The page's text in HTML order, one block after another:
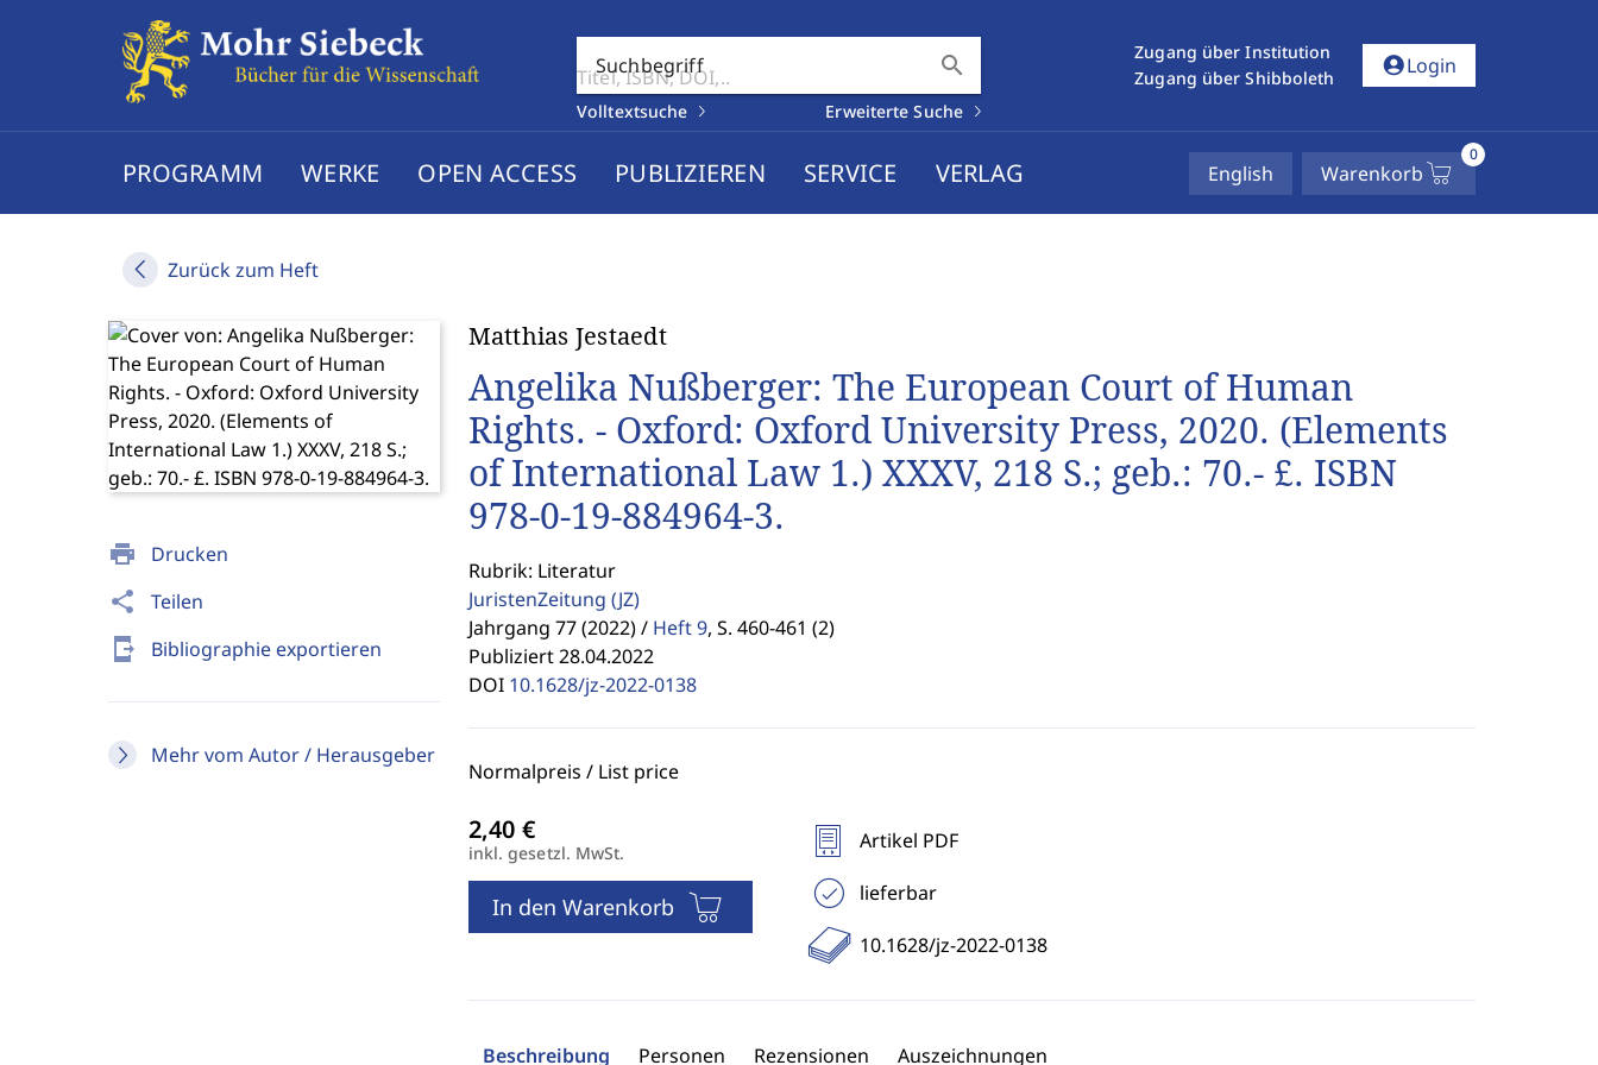
Suchbegriff search
Volltextsuche Erweiterte Suche
Zugang über Institution
Zugang über Shibboleth
account_circleLogin
PROGRAMM WERKE OPEN ACCESS PUBLIZIEREN SERVICE VERLAG English Warenkorb
0
Zurück zum Heft
print Drucken
share Teilen
send_to_mobile Bibliographie exportieren
Mehr vom Autor / Herausgeber
Matthias Jestaedt
Angelika Nußberger: The European Court of Human
Rights. - Oxford: Oxford University Press, 2020. (Elements
of International Law 1.) XXXV, 218 S.; geb.: 70.- £. ISBN
978-0-19-884964-3.
Rubrik: Literatur
JuristenZeitung (JZ)
Jahrgang 77 (2022) / Heft 9, S. 460-461 (2)
Publiziert 28.04.2022
DOI 10.1628/jz-2022-0138
Normalpreis / List price
inkl. gesetzl. MwSt.
In den Warenkorb
Artikel PDF
lieferbar
10.1628/jz-2022-0138
Beschreibung Personen Rezensionen Auszeichnungen